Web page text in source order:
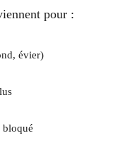
pour :
évier)
bloqué